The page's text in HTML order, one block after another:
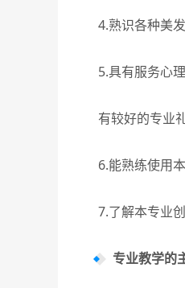
4.熟识各种美发
5.具有服务心理
有较好的专业
6.能熟练使用本
7.了解本专业创
专业教学的